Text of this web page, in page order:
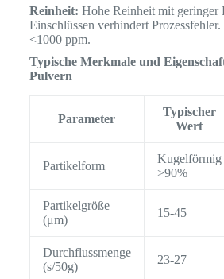
Reinheit: Hohe Reinheit mit geringer
Einschlüssen verhindert
<1000 ppm.
Typische Merkmale und
Pulvern
Parameter
Typischer
Wert
Partikelform
Kugelförmig
>90%
Partikelgröße
(μm)
15-45
Durchflussmenge
(s/50g)
23-27